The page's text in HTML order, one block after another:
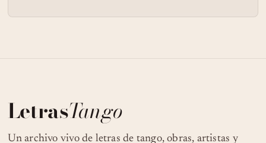
LetrasTango
Un archivo vivo de letras de tango, obras, artistas y